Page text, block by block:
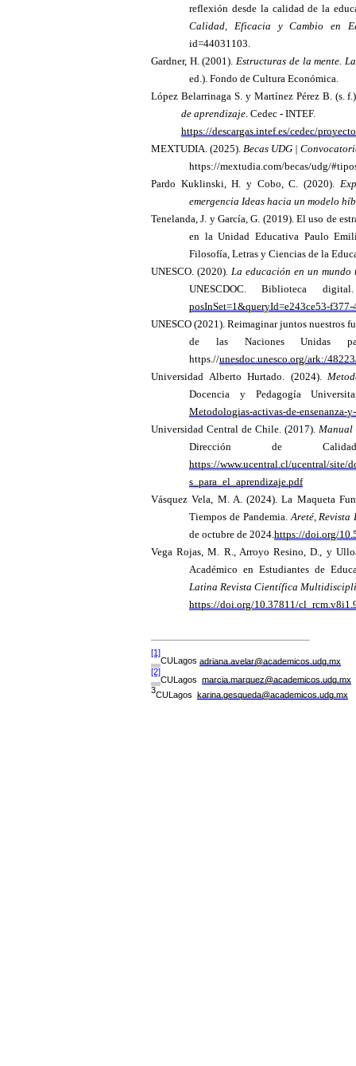
reflexión desde la calidad de la
Calidad, Eficacia y Cambio en
id=44031103.
Gardner, H. (2001).Estructuras de la mente.
ed.). Fondo de Cultura Económica.
López Belarrinaga S. y Martínez Pérez B. (s.
de aprendizaje. Cedec - INTEF.
https://descargas.intef.es/cedec/
MEXTUDIA. (2025). Becas UDG |
https://mextudia.com/becas/udg/
Pardo Kuklinski, H. y Cobo, C. (2020).
emergencia Ideas hacia un modelo
Tenelanda, J. y García, G. (2019). El uso de
en la Unidad Educativa Paulo
Filosofía, Letras y Ciencias de la
UNESCO. (2020). La educación en un
UNESCDOC. Biblioteca
posInSet=1&queryId=e243ce53-
UNESCO (2021). Reimaginar juntos nuestros
de las Naciones Unidas
https.//unesdoc.unesco.org/ark:/
Universidad Alberto Hurtado. (2024).
Docencia y Pedagogía
Metodologias-activas-de-ensenanza-
Universidad Central de Chile. (2017).Manual
Dirección de Calidad
https://www.ucentral.cl/ucentral/site/
s_para_el_aprendizaje.pdf
Vásquez Vela, M. A. (2024). La Maqueta
Tiempos de Pandemia.Areté,
de octubre de 2024.https://doi.org/
Vega Rojas, M. R., Arroyo Resino, D., y
Académico en Estudiantes de
Latina Revista Científica
https://doi.org/10.37811/
[1]
CULagos adriana.avelar@academicos.udg.mx
[2]
CULagos marcia.marquez@academicos.udg.mx
3CULagos karina.gesqueda@academicos.udg.mx